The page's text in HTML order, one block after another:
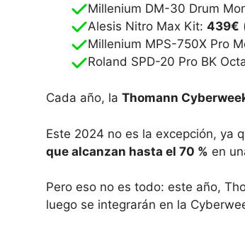
Millenium DM-30 Drum
Alesis Nitro Max Kit: 439€
Millenium MPS-750X Pro
Roland SPD-20 Pro BK
Cada año, la Thomann
Este 2024 no es la excepción, ya
que alcanzan hasta el 70 % en
Pero eso no es todo: este año,
luego se integrarán en la